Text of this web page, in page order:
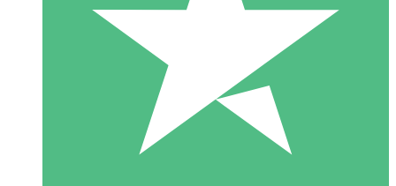
Paga a consumo con crediti di download. Nessun impegno
1 Download
10